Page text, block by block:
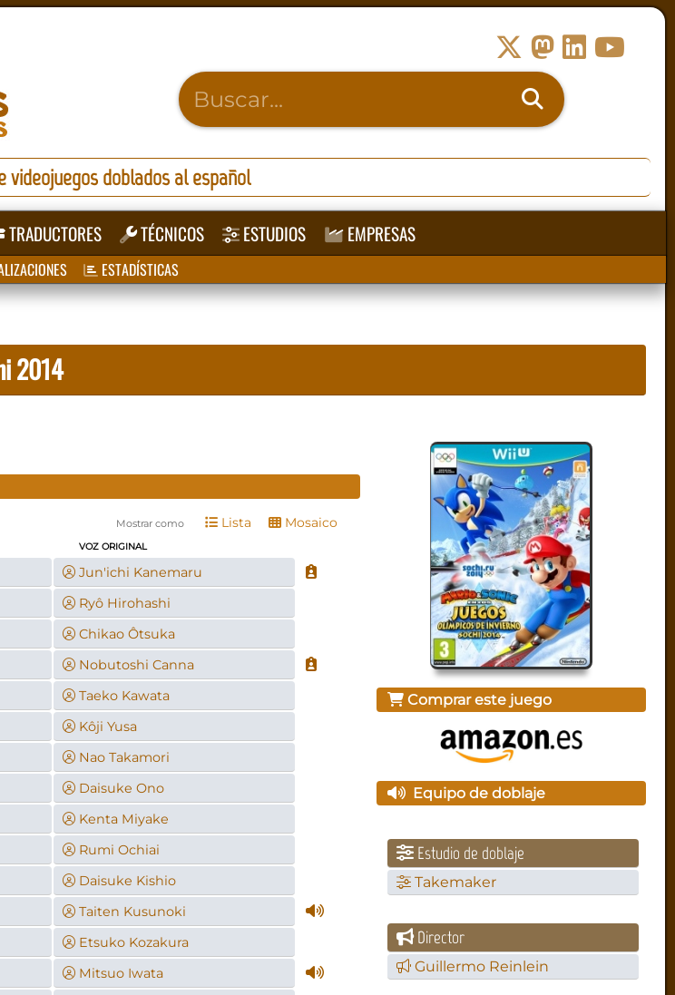
videojuegos doblados al español
TRADUCTORES TÉCNICOS ESTUDIOS EMPRESAS
ESTADÍSTICAS
2014
Mostrar como Lista Mosaico
VOZ ORIGINAL
Jun'ichi Kanemaru
Ryô Hirohashi
Chikao Ôtsuka
Nobutoshi Canna
Taeko Kawata
Kôji Yusa
Nao Takamori
Daisuke Ono
Kenta Miyake
Rumi Ochiai
Daisuke Kishio
Taiten Kusunoki
Etsuko Kozakura
Mitsuo Iwata
Comprar este juego
Equipo de doblaje
Estudio de doblaje
Takemaker
Director
Guillermo Reinlein